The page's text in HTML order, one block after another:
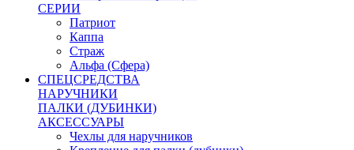
СЕРИИ
Патриот
Каппа
Страж
Альфа (Сфера)
СПЕЦСРЕДСТВА
НАРУЧНИКИ
ПАЛКИ (ДУБИНКИ)
АКСЕССУАРЫ
Чехлы для наручников